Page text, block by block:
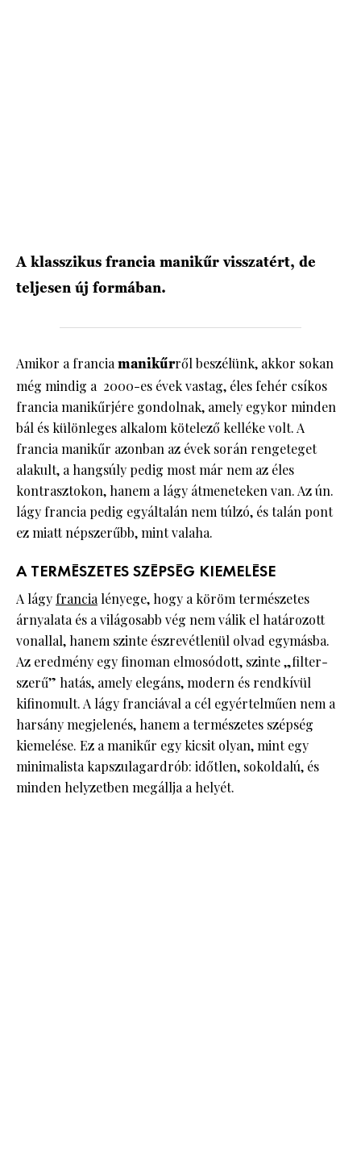
A klasszikus francia manikűr visszatért, de
teljesen új formában.
Amikor a franciamanikűrről beszélünk, akkor sokan
még mindig a 2000-es évek vastag, éles fehér csíkos
francia manikűrjére gondolnak, amely egykor minden
bál és különleges alkalom kötelező kelléke volt. A
francia manikűr azonban az évek során rengeteget
alakult, a hangsúly pedig most már nem az éles
kontrasztokon, hanem a lágy átmeneteken van. Az ún.
lágy francia pedig egyáltalán nem túlzó, és talán pont
ez miatt népszerűbb, mint valaha.
A TERMÉSZETES SZÉPSÉG KIEMELÉSE
A lágy francialényege, hogy a köröm természetes
árnyalata és a világosabb vég nem válik el határozott
vonallal, hanem szinte észrevétlenül olvad egymásba.
Az eredmény egy finoman elmosódott, szinte „filter-
szerű” hatás, amely elegáns, modern és rendkívül
kifinomult. A lágy franciával a cél egyértelműen nem a
harsány megjelenés, hanem a természetes szépség
kiemelése. Ez a manikűr egy kicsit olyan, mint egy
minimalista kapszulagardrób: időtlen, sokoldalú, és
minden helyzetben megállja a helyét.